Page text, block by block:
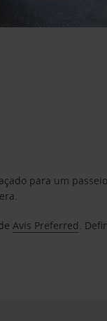
para um
Avis Preferred.